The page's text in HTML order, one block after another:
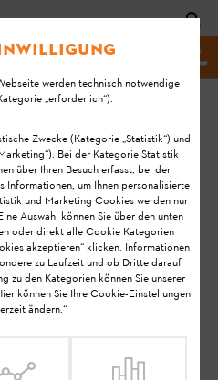
Webseite
zu
gestellten Fragen (FAQs)
werden technisch notwendige
„erforderlich“).
Zwecke (Kategorie „Statistik“) und
Bei der Kategorie Statistik
über Ihren Besuch erfasst, bei der
Informationen, um Ihnen personalisierte
und Marketing Cookies werden nur
Auswahl können Sie über den unten
oder direkt alle Cookie Kategorien
akzeptieren“ klicken. Informationen
zu Laufzeit und ob Dritte darauf
zu den Kategorien können Sie unserer
können Sie Ihre Cookie-Einstellungen
ändern.“